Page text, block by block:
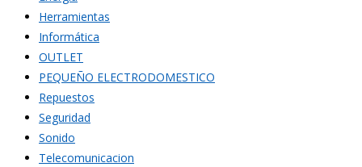
Herramientas
Informática
OUTLET
PEQUEÑO ELECTRODOMESTICO
Repuestos
Seguridad
Sonido
Telecomunicacion